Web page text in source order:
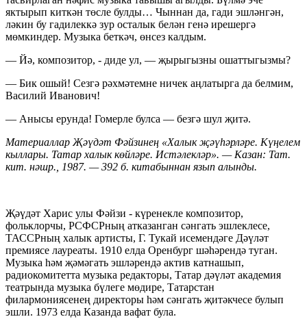
яктырып киткән төсле булды… Чыннан да, гади эшләнгән,
ләкин бу гадилеккә зур осталык белән генә ирешергә
мөмкиндер. Музыка беткәч, өнсез калдым.
— Йә, композитор, - диде ул, — җырыгызны ошаттыгызмы?
— Бик ошый! Сезгә рәхмәтемне ничек аңлатырга да белмим,
Василий Иванович!
— Анысы ерунда! Гомерле булса — безгә шул җитә.
Материаллар Җәүдәт Фәйзинең «Халык җәүһәрләре. Күңелем
кыллары. Татар халык көйләре. Истәлекләр». — Казан: Тат.
кит. нәшр., 1987. — 392 б. китабыннан язып алынды.
Җәүдәт Харис улы Фәйзи - күренекле композитор,
фольклорчы, РСФСРның атказанган сәнгать эшлеклесе,
ТАССРның халык артисты, Г. Тукай исемендәге Дәүләт
премиясе лауреаты. 1910 елда Оренбург шәһәрендә туган.
Музыка һәм җәмәгать эшләрендә актив катнашып,
радиокомитетта музыка редакторы, Татар дәүләт академия
театрында музыка бүлеге мөдире, Татарстан
филармониясенең директоры һәм сәнгать җитәкчесе булып
эшли. 1973 елда Казанда вафат була.